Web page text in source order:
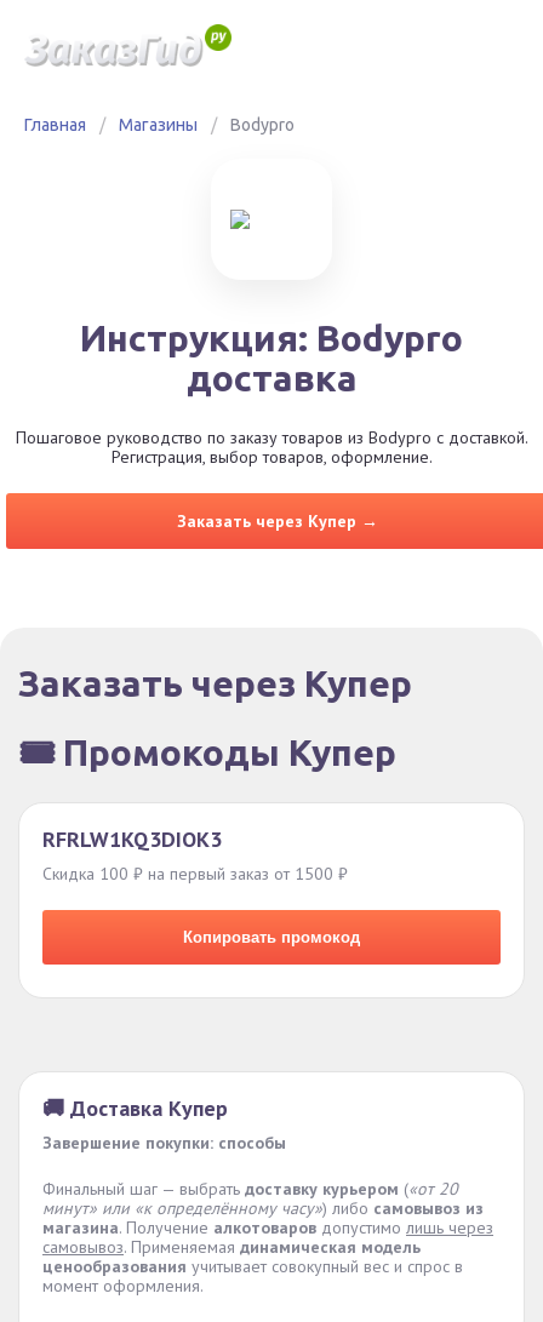
Главная / Магазины / Bodypro
Инструкция: Bodypro
доставка
Пошаговое руководство по заказу товаров из Bodypro с доставкой.
Регистрация, выбор товаров, оформление.
Заказать через Купер →
Заказать через Купер
🎟️ Промокоды Купер
RFRLW1KQ3DIOK3
Скидка 100 ₽ на первый заказ от 1500 ₽
Копировать промокод
🚚 Доставка Купер
Завершение покупки: способы
Финальный шаг — выбрать доставку курьером («от 20
минут» или «к определённому часу») либо самовывоз из
магазина. Получение алкотоваров допустимо лишь через
самовывоз. Применяемая динамическая модель
ценообразования учитывает совокупный вес и спрос в
момент оформления.